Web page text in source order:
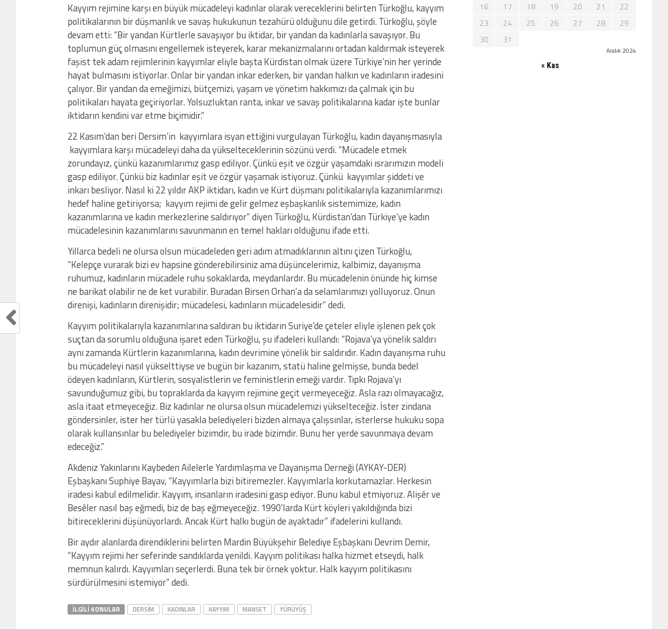
Kayyım rejimine karşı en büyük mücadeleyi kadınlar olarak vereceklerini belirten Türkoğlu, kayyım
politikalarının bir düşmanlık ve savaş hukukunun tezahürü olduğunu dile getirdi. Türkoğlu, şöyle
devam etti: “Bir yandan Kürtlerle savaşıyor bu iktidar, bir yandan da kadınlarla savaşıyor. Bu
toplumun güç olmasını engellemek isteyerek, karar mekanizmalarını ortadan kaldırmak isteyerek
faşist tek adam rejimlerinin kayyımlar eliyle başta Kürdistan olmak üzere Türkiye’nin her yerinde
hayat bulmasını istiyorlar. Onlar bir yandan inkar ederken, bir yandan halkın ve kadınların iradesini
çalıyor. Bir yandan da emeğimizi, bütçemizi, yaşam ve yönetim hakkımızı da çalmak için bu
politikaları hayata geçiriyorlar. Yolsuzluktan ranta, inkar ve savaş politikalarına kadar işte bunlar
iktidarın kendini var etme biçimidir.”
22 Kasım’dan beri Dersim’in kayyımlara isyan ettiğini vurgulayan Türkoğlu, kadın dayanışmasıyla
kayyımlara karşı mücadeleyi daha da yükselteceklerinin sözünü verdi. “Mücadele etmek
zorundayız, çünkü kazanımlarımız gasp ediliyor. Çünkü eşit ve özgür yaşamdaki ısrarımızın modeli
gasp ediliyor. Çünkü biz kadınlar eşit ve özgür yaşamak istiyoruz. Çünkü kayyımlar şiddeti ve
inkarı besliyor. Nasıl ki 22 yıldır AKP iktidarı, kadın ve Kürt düşmanı politikalarıyla kazanımlarımızı
hedef haline getiriyorsa; kayyım rejimi de gelir gelmez eşbaşkanlık sistemimize, kadın
kazanımlarına ve kadın merkezlerine saldırıyor” diyen Türkoğlu, Kürdistan’dan Türkiye’ye kadın
mücadelesinin kazanımlarını savunmanın en temel hakları olduğunu ifade etti.
Yıllarca bedeli ne olursa olsun mücadeleden geri adım atmadıklarının altını çizen Türkoğlu,
“Kelepçe vurarak bizi ev hapsine gönderebilirsiniz ama düşüncelerimiz, kalbimiz, dayanışma
ruhumuz, kadınların mücadele ruhu sokaklarda, meydanlardır. Bu mücadelenin önünde hiç kimse
ne barikat olabilir ne de ket vurabilir. Buradan Birsen Orhan’a da selamlarımızı yolluyoruz. Onun
direnişi, kadınların direnişidir; mücadelesi, kadınların mücadelesidir” dedi.
Kayyım politikalarıyla kazanımlarına saldıran bu iktidarın Suriye’de çeteler eliyle işlenen pek çok
suçtan da sorumlu olduğuna işaret eden Türkoğlu, şu ifadeleri kullandı: “Rojava’ya yönelik saldırı
aynı zamanda Kürtlerin kazanımlarına, kadın devrimine yönelik bir saldırıdır. Kadın dayanışma ruhu
bu mücadeleyi nasıl yükselttiyse ve bugün bir kazanım, statü haline gelmişse, bunda bedel
ödeyen kadınların, Kürtlerin, sosyalistlerin ve feministlerin emeği vardır. Tıpkı Rojava’yı
savunduğumuz gibi, bu topraklarda da kayyım rejimine geçit vermeyeceğiz. Asla razı olmayacağız,
asla itaat etmeyeceğiz. Biz kadınlar ne olursa olsun mücadelemizi yükselteceğiz. İster zindana
göndersinler, ister her türlü yasakla belediyeleri bizden almaya çalışsınlar, isterlerse hukuku sopa
olarak kullansınlar bu belediyeler bizimdir, bu irade bizimdir. Bunu her yerde savunmaya devam
edeceğiz.”
Akdeniz Yakınlarını Kaybeden Ailelerle Yardımlaşma ve Dayanışma Derneği (AYKAY-DER)
Eşbaşkanı Suphiye Bayav, “Kayyımlarla bizi bitiremezler. Kayyımlarla korkutamazlar. Herkesin
iradesi kabul edilmelidir. Kayyım, insanların iradesini gasp ediyor. Bunu kabul etmiyoruz. Alişêr ve
Besêler nasıl baş eğmedi, biz de baş eğmeyeceğiz. 1990’larda Kürt köyleri yakıldığında bizi
bitireceklerini düşünüyorlardı. Ancak Kürt halkı bugün de ayaktadır” ifadelerini kullandı.
Bir aydır alanlarda direndiklerini belirten Mardin Büyükşehir Belediye Eşbaşkanı Devrim Demir,
“Kayyım rejimi her seferinde sandıklarda yenildi. Kayyım politikası halka hizmet etseydi, halk
memnun kalırdı. Kayyımları seçerlerdi. Buna tek bir örnek yoktur. Halk kayyım politikasını
sürdürülmesini istemiyor” dedi.
İLGILI KONULAR DERSIM KADINLAR KAYYIM MANSET YÜRÜYÜŞ
Aralık 2024
16
17 18 19 20 21
22
23
24 25 26 27 28
29
30
31
« Kas